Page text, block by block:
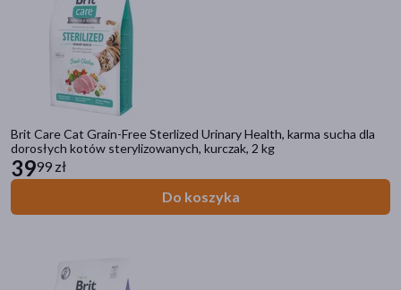
Brit Care Cat Grain-Free Sterlized Urinary Health, karma sucha dla
dorosłych kotów sterylizowanych, kurczak, 2 kg
3999 zł
Do koszyka